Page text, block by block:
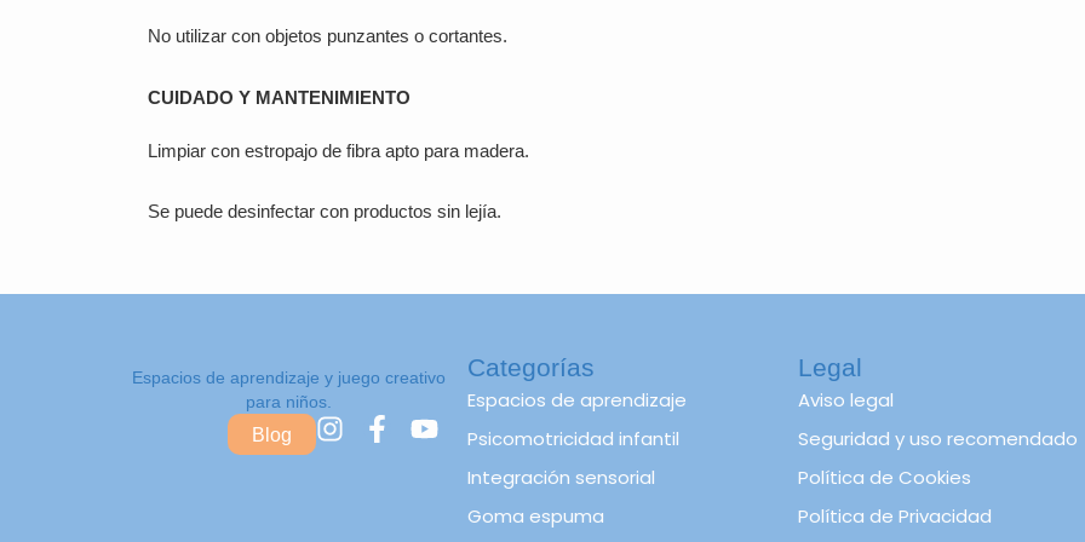
No utilizar con objetos punzantes o cortantes.
CUIDADO Y MANTENIMIENTO
Limpiar con estropajo de fibra apto para madera.
Se puede desinfectar con productos sin lejía.
Espacios de aprendizaje y juego creativo
para niños.
I
n
F
a
Y
Blog
Categorías
Espacios de aprendizaje
Psicomotricidad infantil
Integración sensorial
Goma espuma
Legal
Aviso legal
Seguridad y uso recomendado
Política de Cookies
Política de Privacidad